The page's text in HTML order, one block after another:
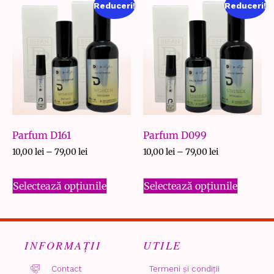
Reduceri!
Parfum D161
10,00lei – 79,00lei
Selectează opțiunile
Reduceri!
Parfum D099
10,00lei – 79,00lei
Selectează opțiunile
INFORMAȚII
Contact
UTILE
Termeni și condiții